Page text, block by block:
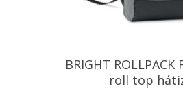
Kosárba
BRIGHT ROLLPACK
roll top